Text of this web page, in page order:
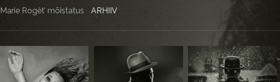
Marie Rogêt’ mõistatus ARHIIV